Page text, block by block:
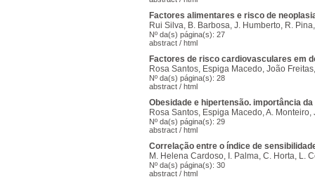
Factores alimentares e risco de
Rui Silva, B. Barbosa, J. Humberto, R.
Nº da(s) página(s): 27
abstract / html
Factores de risco cardiovasculares em
Rosa Santos, Espiga Macedo, João
Nº da(s) página(s): 28
abstract / html
Obesidade e hipertensão. importância
Rosa Santos, Espiga Macedo, A.
Nº da(s) página(s): 29
abstract / html
Correlação entre o índice de
M. Helena Cardoso, I. Palma, C. Horta, L.
Nº da(s) página(s): 30
abstract / html